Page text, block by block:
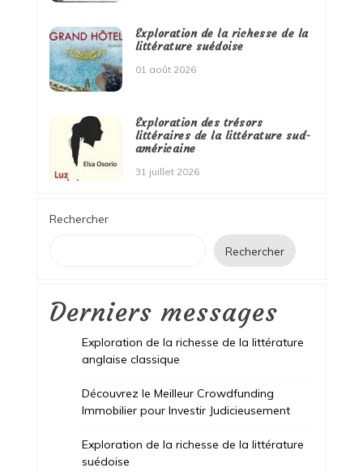
Exploration de la richesse de la
littérature suédoise
01 août 2026
Exploration des trésors
littéraires de la littérature sud-
américaine
31 juillet 2026
Rechercher
Rechercher
Derniers messages
Exploration de la richesse de la littérature
anglaise classique
Découvrez le Meilleur Crowdfunding
Immobilier pour Investir Judicieusement
Exploration de la richesse de la littérature
suédoise